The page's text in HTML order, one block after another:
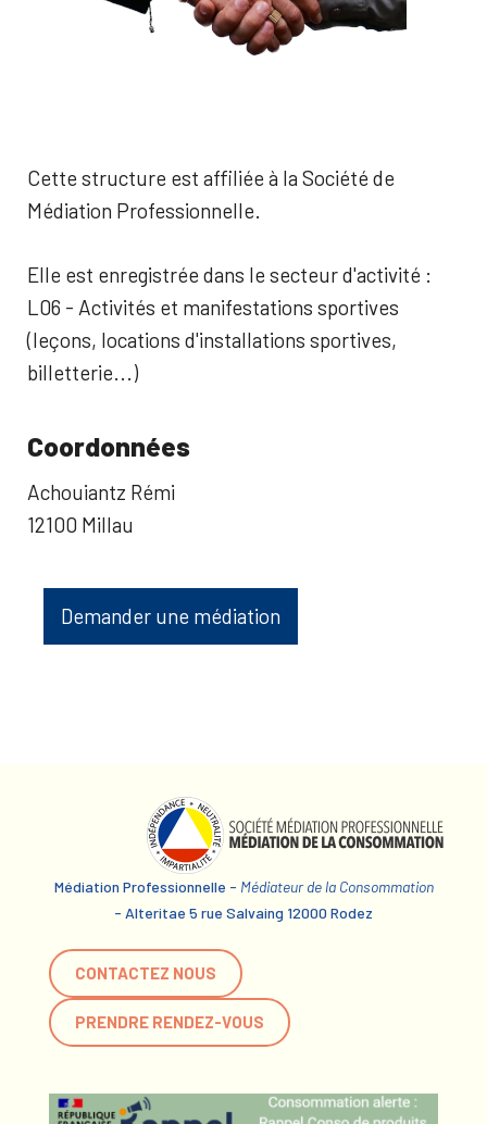
Cette structure est affiliée à la Société de
Médiation Professionnelle.
Elle est enregistrée dans le secteur d'activité :
L06 - Activités et manifestations sportives
(leçons, locations d'installations sportives,
billetterie...)
Coordonnées
Achouiantz Rémi
12100 Millau
Demander une médiation
Médiation Professionnelle - Médiateur de la Consommation
- Alteritae 5 rue Salvaing 12000 Rodez
CONTACTEZ NOUS
PRENDRE RENDEZ-VOUS